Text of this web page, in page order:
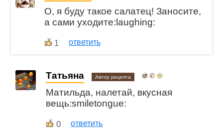
О, я буду такое салатец! Заносите,
а сами уходите:laughing:
1 ответить
Татьяна Автор рецепта
Матильда, налетай, вкусная
вещь:smiletongue:
0 ответить